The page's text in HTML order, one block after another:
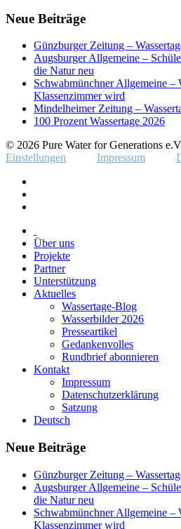
Neue Beiträge
Günzburger Zeitung –
Augsburger Allgemeine –
die Natur neu
Schwabmünchner Allgemeine –
Klassenzimmer wird
Mindelheimer Zeitung –
100 Prozent Wassertage 2026
© 2026 Pure Water for Generations
Einstellungen
Impressum
Über uns
Projekte
Partner
Unterstützung
Aktuelles
Wassertage-Blog
Wasserbilder 2026
Presseartikel
Gedankenvolles
Rundbrief abonnieren
Kontakt
Impressum
Datenschutzerklärung
Satzung
Deutsch
Neue Beiträge
Günzburger Zeitung –
Augsburger Allgemeine –
die Natur neu
Schwabmünchner Allgemeine –
Klassenzimmer wird